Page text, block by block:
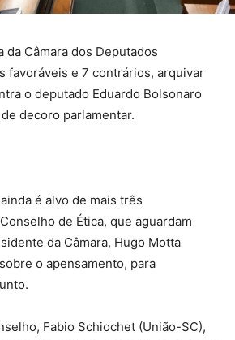
da Câmara dos Deputados
favoráveis e 7 contrários, arquivar
o deputado Eduardo Bolsonaro
decoro parlamentar.
é alvo de mais três
de Ética, que aguardam
da Câmara, Hugo Motta
o apensamento, para
Fabio Schiochet (União-SC),